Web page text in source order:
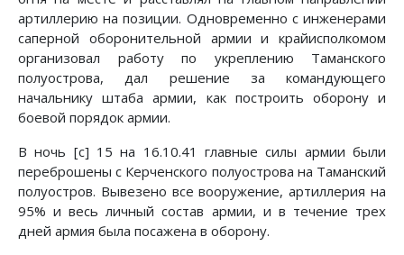
артиллерию на позиции. Одновременно с инженерами
саперной оборонительной армии и крайисполкомом
организовал работу по укреплению Таманского
полуострова, дал решение за командующего
начальнику штаба армии, как построить оборону и
боевой порядок армии.
В ночь [с] 15 на 16.10.41 главные силы армии были
переброшены с Керченского полуострова на Таманский
полуостров. Вывезено все вооружение, артиллерия на
95% и весь личный состав армии, и в течение трех
дней армия была посажена в оборону.